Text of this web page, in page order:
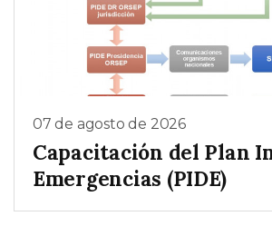
07 de agosto de 2026
Capacitación del Plan
Emergencias (PIDE)